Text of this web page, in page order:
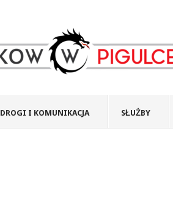
DROGI I KOMUNIKACJA SŁUŻBY